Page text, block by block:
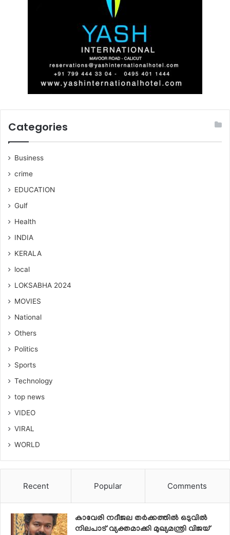
Categories
Business
crime
EDUCATION
Gulf
Health
INDIA
KERALA
local
LOKSABHA 2024
MOVIES
National
Others
Politics
Sports
Technology
top news
VIDEO
VIRAL
WORLD
Recent Popular Comments
കാവേരി നദീജല തര്‍ക്കത്തില്‍ ഒടുവില്‍
നിലപാട് വ്യക്തമാക്കി മുഖ്യമന്ത്രി വിജയ്